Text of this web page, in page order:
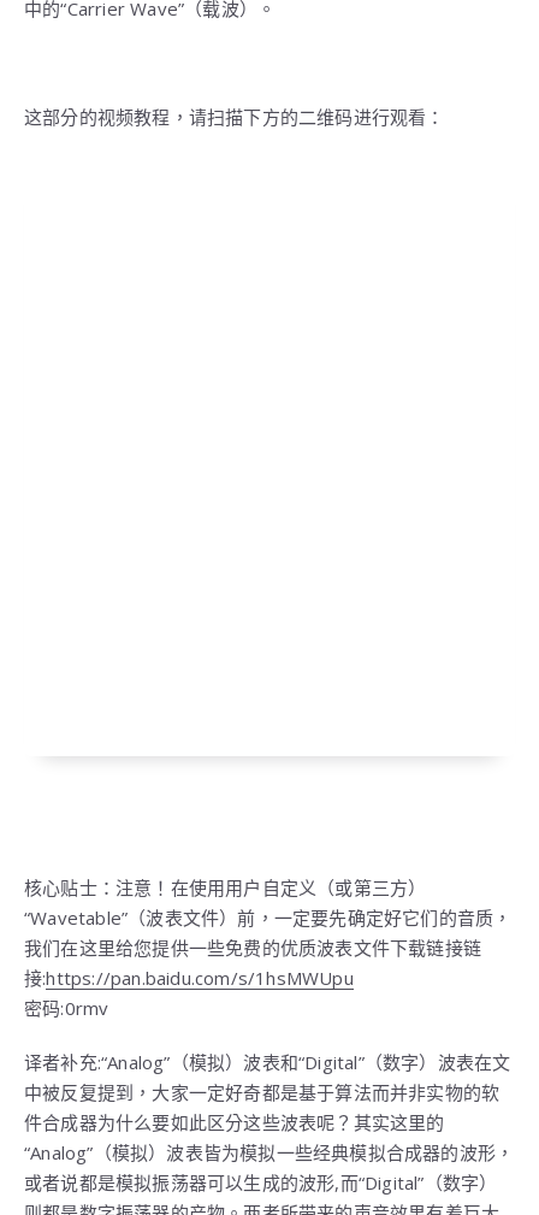
中的“Carrier Wave”（载波）。
这部分的视频教程，请扫描下方的二维码进行观看：
核心贴士：注意！在使用用户自定义（或第三方）
“Wavetable”（波表文件）前，一定要先确定好它们的音质，
我们在这里给您提供一些免费的优质波表文件下载链接链
接:https://pan.baidu.com/s/1hsMWUpu
密码:0rmv
译者补充:“Analog”（模拟）波表和“Digital”（数字）波表在文
中被反复提到，大家一定好奇都是基于算法而并非实物的软
件合成器为什么要如此区分这些波表呢？其实这里的
“Analog”（模拟）波表皆为模拟一些经典模拟合成器的波形，
或者说都是模拟振荡器可以生成的波形,而“Digital”（数字）